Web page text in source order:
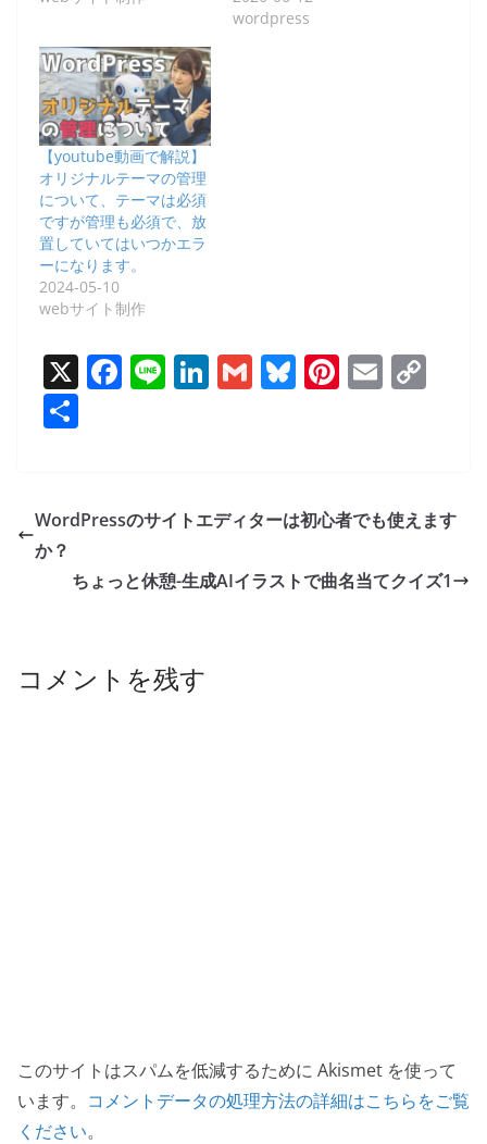
wordpress
【youtube動画で解説】
オリジナルテーマの管理
について、テーマは必須
ですが管理も必須で、放
置していてはいつかエラ
ーになります。
2024-05-10
webサイト制作
X F
a
b
o
o
Li
n
Li
n
dI
n
G
m
Bl
u
y
Pi
nt
st
E
m
Li
n
k
WordPressのサイトエディターは初心者でも使えます
か？
ちょっと休憩-生成AIイラストで曲名当てクイズ1
コメントを残す
このサイトはスパムを低減するために Akismet を使って
います。 コメントデータの処理方法の詳細はこちらをご覧
ください。